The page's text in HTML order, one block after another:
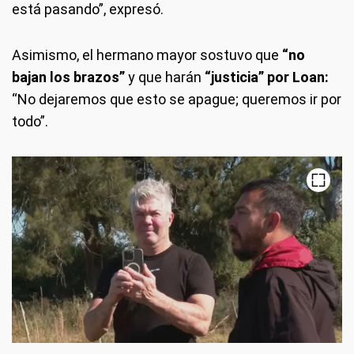
está pasando”, expresó.
Asimismo, el hermano mayor sostuvo que “no
bajan los brazos”y que harán “justicia” por Loan:
“No dejaremos que esto se apague; queremos ir por
todo”.